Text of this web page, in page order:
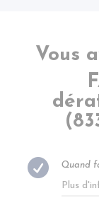
Vous
 Quand
Plus